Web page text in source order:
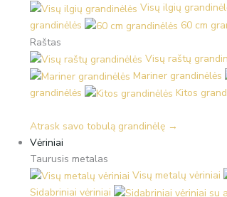
Visų ilgių
grandinėlės
60 cm
Raštas
Visų raštų
Mariner grandinėlės
grandinėlės
Kitos
Atrask savo tobulą grandinėlę →
Vėriniai
Taurusis metalas
Visų metalų vėriniai
Sidabriniai vėriniai